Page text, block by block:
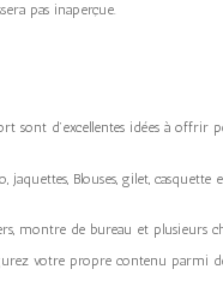
pas inaperçue.
sont d’excellentes idées à offrir
Blouses, gilet, casquette
montre de bureau et plusieurs
votre propre contenu parmi